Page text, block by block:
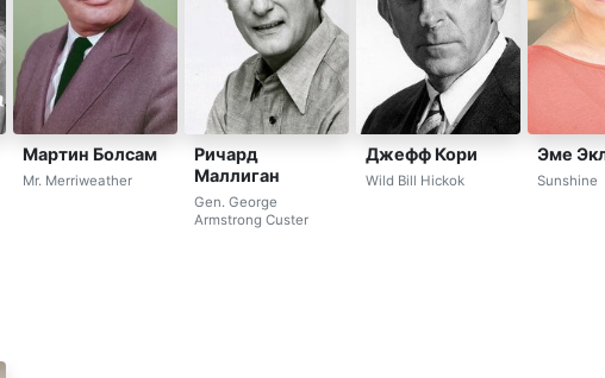
Мартин Болсам
Mr. Merriweather
Ричард
Маллиган
Gen. George
Armstrong Custer
Джефф Кори
Wild Bill Hickok
Эме
Sunshine